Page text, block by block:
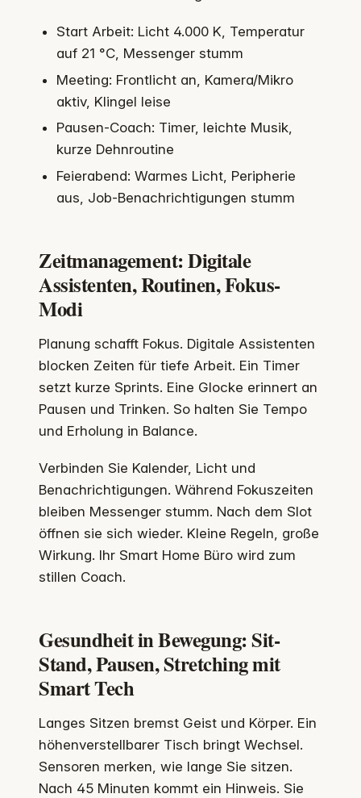
Start Arbeit: Licht 4.000 K, Temperatur
auf 21 °C, Messenger stumm
Meeting: Frontlicht an, Kamera/Mikro
aktiv, Klingel leise
Pausen-Coach: Timer, leichte Musik,
kurze Dehnroutine
Feierabend: Warmes Licht, Peripherie
aus, Job-Benachrichtigungen stumm
Zeitmanagement: Digitale
Assistenten, Routinen, Fokus-
Modi
Planung schafft Fokus. Digitale Assistenten
blocken Zeiten für tiefe Arbeit. Ein Timer
setzt kurze Sprints. Eine Glocke erinnert an
Pausen und Trinken. So halten Sie Tempo
und Erholung in Balance.
Verbinden Sie Kalender, Licht und
Benachrichtigungen. Während Fokuszeiten
bleiben Messenger stumm. Nach dem Slot
öffnen sie sich wieder. Kleine Regeln, große
Wirkung. Ihr Smart Home Büro wird zum
stillen Coach.
Gesundheit in Bewegung: Sit-
Stand, Pausen, Stretching mit
Smart Tech
Langes Sitzen bremst Geist und Körper. Ein
höhenverstellbarer Tisch bringt Wechsel.
Sensoren merken, wie lange Sie sitzen.
Nach 45 Minuten kommt ein Hinweis. Sie